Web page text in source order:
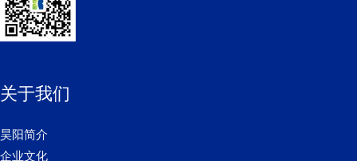
关于我们
昊阳简介
企业文化